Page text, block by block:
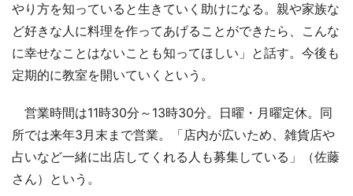
やり方を知っていると生きていく助けになる。親や家族な
ど好きな人に料理を作ってあげることができたら、こんな
に幸せなことはないことも知ってほしい」と話す。今後も
定期的に教室を開いていくという。
営業時間は11時30分～13時30分。日曜・月曜定休。同
所では来年3月末まで営業。「店内が広いため、雑貨店や
占いなど一緒に出店してくれる人も募集している」（佐藤
さん）という。